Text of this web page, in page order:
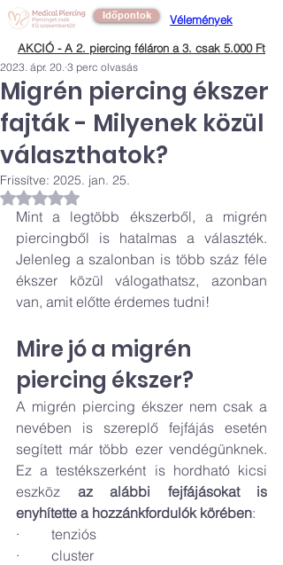
AKCIÓ - A 2. piercing féláron a 3. csak 5.000 Ft
Időpontok Vélemények
Migrén piercing ékszer
fajták - Milyenek közül
választhatok?
2023. ápr. 20. 3 perc olvasás
Frissítve: 2025. jan. 25.
NaN csillagot kapott az 5-ből.
Mint a legtöbb ékszerből, a migrén
piercingből is hatalmas a választék.
Jelenleg a szalonban is több száz féle
ékszer közül válogathatsz, azonban
van, amit előtte érdemes tudni!
Mire jó a migrén
piercing ékszer?
A migrén piercing ékszer nem csak a
nevében is szereplő fejfájás esetén
segített már több ezer vendégünknek.
Ez a testékszerként is hordható kicsi
eszköz az alábbi fejfájásokat is
enyhítette a hozzánkfordulók körében:
·         tenziós
·         cluster